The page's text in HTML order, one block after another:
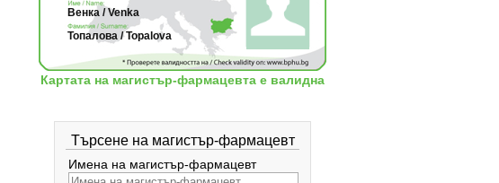
Венка / Venka
Топалова / Topalova
Картата на магистър-фармацевта е валидна
Търсене на магистър-фармацевт
Имена на магистър-фармацевт